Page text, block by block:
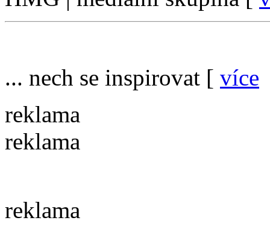
... nech se inspirovat [ více
reklama
reklama
reklama